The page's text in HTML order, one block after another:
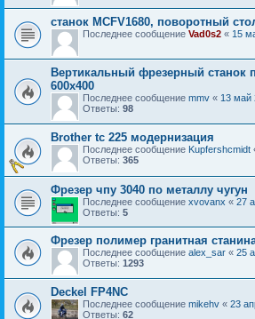
станок MCFV1680, поворотный
Последнее сообщение Vad0s2 « 15
Вертикальный фрезерный станок
600х400
Последнее сообщение mmv « 13 май
Ответы: 98
Brother tc 225 модернизация
Последнее сообщение Kupfershcmidt
Ответы: 365
Фрезер чпу 3040 по металлу чугун
Последнее сообщение xvovanx « 27
Ответы: 5
Фрезер полимер гранитная
Последнее сообщение alex_sar « 25
Ответы: 1293
Deckel FP4NC
Последнее сообщение mikehv « 23
Ответы: 62